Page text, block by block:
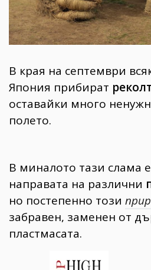
Gentlemen
382
Wellness
1817
ПОСЛЕДВАЙТЕ
НИ
В края на септември
Япония прибират
оставайки много
полето.
В миналото тази слама
направата на различни
но постепенно този
забравен, заменен от
пластмасата.